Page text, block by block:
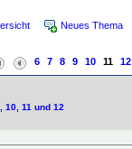
Neues Thema
6 7 8 9 10 11 12
10, 11 und 12